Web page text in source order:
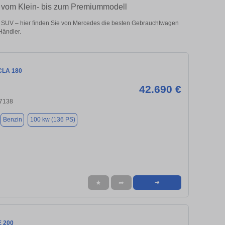
Klein- bis zum Premiummodell
– hier finden Sie von Mercedes die besten Gebrauchtwagen
180
42.690 €
Benzin 100 kw (136 PS)
★ ➦ ➜
200